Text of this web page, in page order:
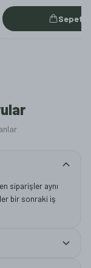
Sepete
siparişler aynı
bir sonraki iş